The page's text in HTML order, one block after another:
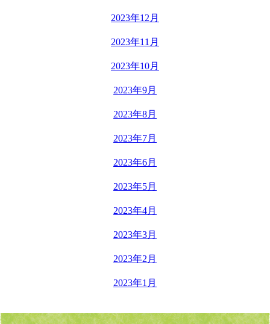
2023年12月
2023年11月
2023年10月
2023年9月
2023年8月
2023年7月
2023年6月
2023年5月
2023年4月
2023年3月
2023年2月
2023年1月